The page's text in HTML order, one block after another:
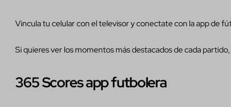
Vincula tu celular con el televisor y conectate con la app de
Si quieres ver los momentos más destacados de cada
365 Scores app futbolera